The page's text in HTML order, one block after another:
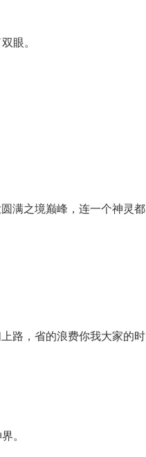
眼。
满之境巅峰，连一个神灵都
路，省的浪费你我大家的时
。